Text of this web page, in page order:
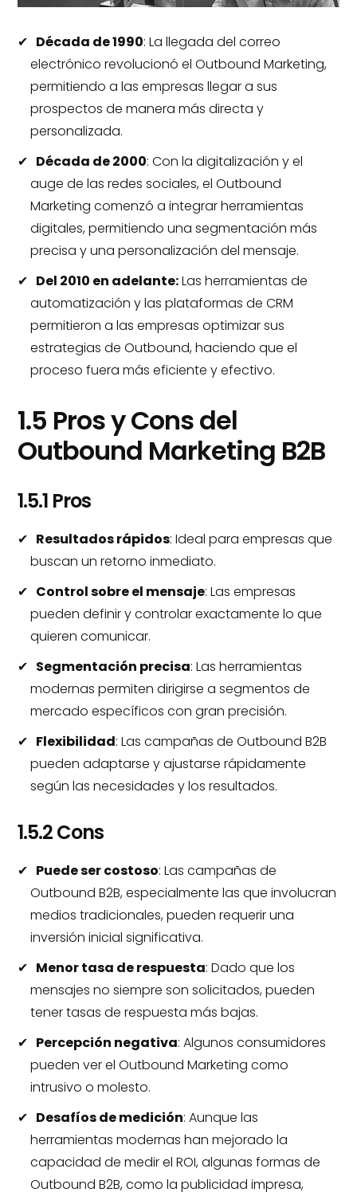
Década de 1990: La llegada del correo
electrónico revolucionó el Outbound Marketing,
permitiendo a las empresas llegar a sus
prospectos de manera más directa y
personalizada.
Década de 2000: Con la digitalización y el
auge de las redes sociales, el Outbound
Marketing comenzó a integrar herramientas
digitales, permitiendo una segmentación más
precisa y una personalización del mensaje.
Del 2010 en adelante:Las herramientas de
automatización y las plataformas de CRM
permitieron a las empresas optimizar sus
estrategias de Outbound, haciendo que el
proceso fuera más eficiente y efectivo.
1.5 Pros y Cons del
Outbound Marketing B2B
1.5.1 Pros
Resultados rápidos: Ideal para empresas que
buscan un retorno inmediato.
Control sobre el mensaje: Las empresas
pueden definir y controlar exactamente lo que
quieren comunicar.
Segmentación precisa: Las herramientas
modernas permiten dirigirse a segmentos de
mercado específicos con gran precisión.
Flexibilidad: Las campañas de Outbound B2B
pueden adaptarse y ajustarse rápidamente
según las necesidades y los resultados.
1.5.2 Cons
Puede ser costoso: Las campañas de
Outbound B2B, especialmente las que involucran
medios tradicionales, pueden requerir una
inversión inicial significativa.
Menor tasa de respuesta: Dado que los
mensajes no siempre son solicitados, pueden
tener tasas de respuesta más bajas.
Percepción negativa: Algunos consumidores
pueden ver el Outbound Marketing como
intrusivo o molesto.
Desafíos de medición: Aunque las
herramientas modernas han mejorado la
capacidad de medir el ROI, algunas formas de
Outbound B2B, como la publicidad impresa,